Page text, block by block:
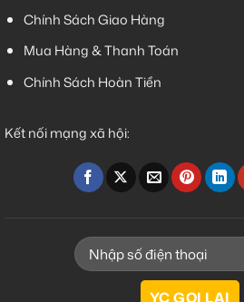
Chính Sách Giao Hàng
Mua Hàng & Thanh Toán
Chính Sách Hoàn Tiền
Kết nối mạng xã hội: